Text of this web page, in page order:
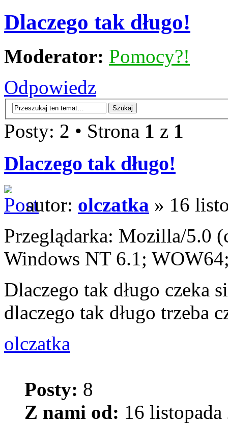
Dlaczego tak długo!
Moderator: Pomocy?!
Odpowiedz
Posty: 2 • Strona 1 z 1
Dlaczego tak długo!
autor: olczatka » 16
Przeglądarka: Mozilla/5.0
Windows NT 6.1;
Dlaczego tak długo czeka
dlaczego tak długo trzeba
olczatka
Posty: 8
Z nami od: 16